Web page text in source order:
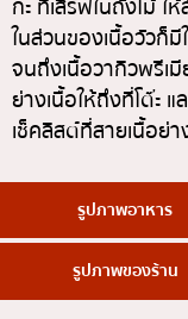
เทมปุระ
โอมากาเสะ
ร้านอาหารญี่ปุ่นร
อาหารตะวันตกส
ปลาไหลย่าง
ข้าวปั้นญี่ปุ่น
สีลม
สาทร
อ่อนนุช
รัชดา
พระโขนง
เพลินจิต
กะ ที่เสิร์ฟในถังไม้
ในส่วนของเนื้อวัวก็
จนถึงเนื้อวากิวพรีเ
ย่างเนื้อให้ถึงที่โต๊ะ
เช็คลิสต์ที่สายเนื้อย่
รูปภาพอาหาร
รูปภาพของร้าน